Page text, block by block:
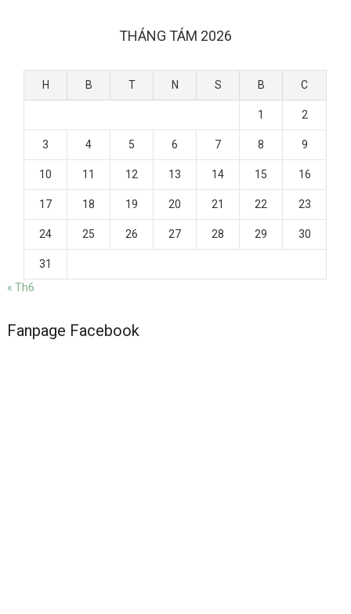
THÁNG TÁM 2026
H B T N S B C
1 2
3 4 5 6 7 8 9
10 11 12 13 14 15 16
17 18 19 20 21 22 23
24 25 26 27 28 29 30
31
« Th6
Fanpage Facebook